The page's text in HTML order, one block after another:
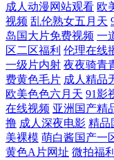
影院韩国 WWW欧美性
片 99热网 91孕妇在线观
另类色图 91巨炮免费福
站 伊人成人影片 午夜黄
日本操逼逼 欧美日韩视
成人动漫网站观看 欧
视频 乱伦熟女五月天
岛国大片免费视频 一
区二区福利 伦理在线
一级片内射 夜夜骑青
费黄色毛片 成人精品
欧美色色六月天 91影
在线视频 亚洲国产精
撸 成人深夜电影 精品
美裸模 萌白酱国产一
黄色A片网址 微拍福